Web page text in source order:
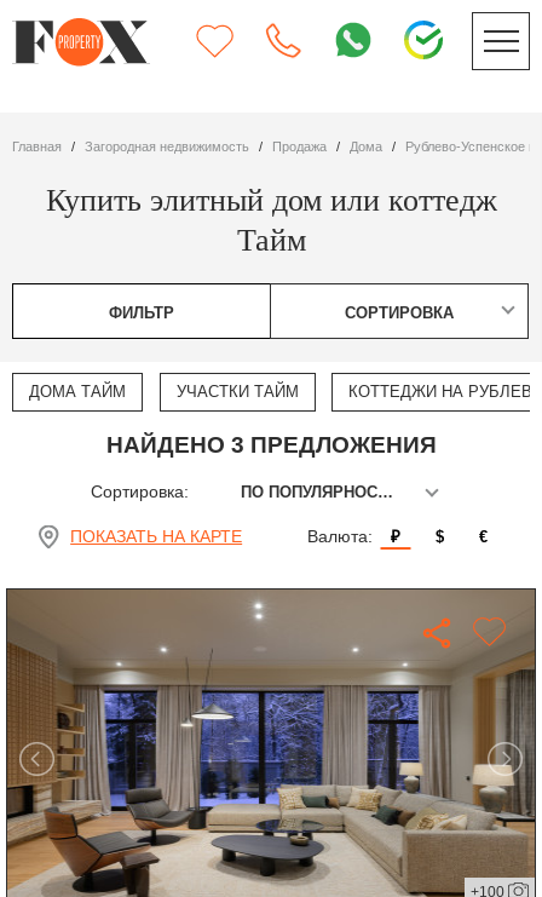
Главная Загородная недвижимость Продажа дома Рублево-Успенское
Купить элитный дом или коттедж
Тайм
ФИЛЬТР СОРТИРОВКА
ДОМА ТАЙМ УЧАСТКИ ТАЙМ КОТТЕДЖИ НА
НАЙДЕНО 3 ПРЕДЛОЖЕНИЯ
Сортировка: ПО ПОПУЛЯРНОСТИ
ПОКАЗАТЬ НА КАРТЕ Валюта: ₽ $ €
+100